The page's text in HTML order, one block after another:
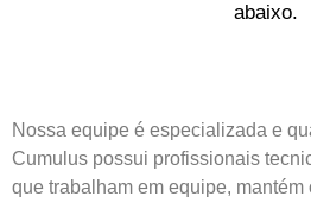
abaixo.
Nossa equipe é especializada e
Cumulus possui profissionais
que trabalham em equipe,